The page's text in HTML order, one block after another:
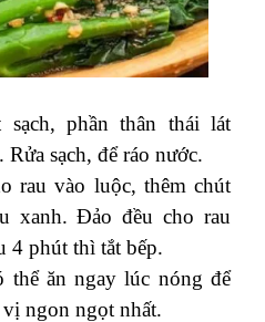
sạch, phần thân thái lát
sạch, để ráo nước.
rau vào luộc, thêm chút
xanh. Đảo đều cho rau
4 phút thì tắt bếp.
thể ăn ngay lúc nóng để
ngon ngọt nhất.